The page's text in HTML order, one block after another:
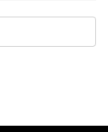
---069-1933---